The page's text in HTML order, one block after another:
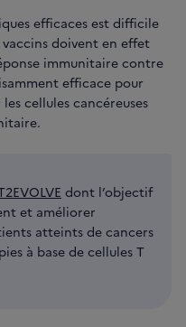
efficaces est difficile
doivent en effet
immunitaire contre
efficace pour
cellules cancéreuses
dont l’objectif
et améliorer
atteints de cancers
à base de cellules T